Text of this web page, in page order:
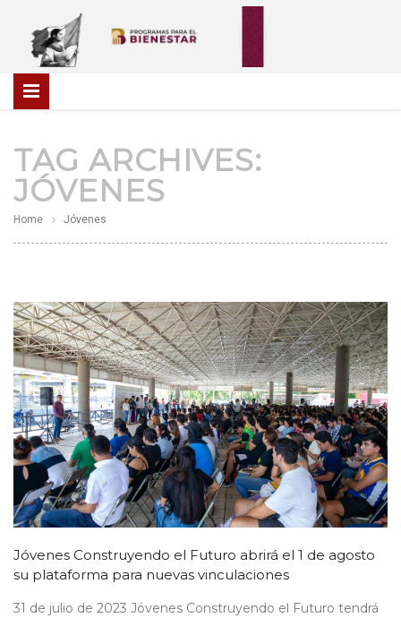
TAG ARCHIVES:
JÓVENES
Home Jóvenes
Jóvenes Construyendo el Futuro abrirá el 1 de agosto
su plataforma para nuevas vinculaciones
31 de julio de 2023 Jóvenes Construyendo el Futuro tendrá